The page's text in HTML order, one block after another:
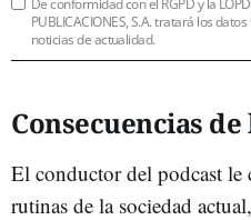
De conformidad con el RGPD y la
PUBLICACIONES, S.A. tratará los
noticias de actualidad.
Consecuencias
El conductor del podcast le
rutinas de la sociedad